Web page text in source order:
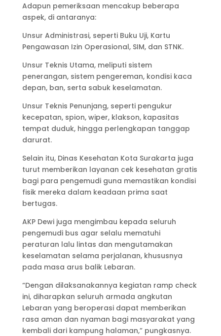
Adapun pemeriksaan mencakup beberapa
aspek, di antaranya:
Unsur Administrasi, seperti Buku Uji, Kartu
Pengawasan Izin Operasional, SIM, dan STNK.
Unsur Teknis Utama, meliputi sistem
penerangan, sistem pengereman, kondisi kaca
depan, ban, serta sabuk keselamatan.
Unsur Teknis Penunjang, seperti pengukur
kecepatan, spion, wiper, klakson, kapasitas
tempat duduk, hingga perlengkapan tanggap
darurat.
Selain itu, Dinas Kesehatan Kota Surakarta juga
turut memberikan layanan cek kesehatan gratis
bagi para pengemudi guna memastikan kondisi
fisik mereka dalam keadaan prima saat
bertugas.
AKP Dewi juga mengimbau kepada seluruh
pengemudi bus agar selalu mematuhi
peraturan lalu lintas dan mengutamakan
keselamatan selama perjalanan, khususnya
pada masa arus balik Lebaran.
“Dengan dilaksanakannya kegiatan ramp check
ini, diharapkan seluruh armada angkutan
Lebaran yang beroperasi dapat memberikan
rasa aman dan nyaman bagi masyarakat yang
kembali dari kampung halaman,” pungkasnya.